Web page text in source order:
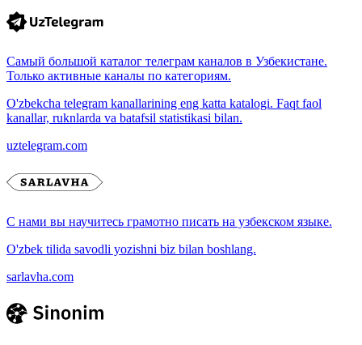
Самый большой каталог телеграм каналов в Узбекистане.
Только активные каналы по категориям.
O'zbekcha telegram kanallarining eng katta katalogi. Faqt faol
kanallar, ruknlarda va batafsil statistikasi bilan.
uztelegram.com
С нами вы научитесь грамотно писать на узбекском языке.
O'zbek tilida savodli yozishni biz bilan boshlang.
sarlavha.com